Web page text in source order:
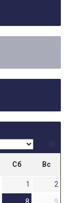
Сб Вс
1
2